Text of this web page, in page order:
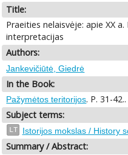
Title:
Praeities nelaisvėje: apie XX
interpretacijas
Authors:
Jankevičiūtė, Giedrė
In the Book:
Pažymėtos teritorijos. P. 31-
Subject terms:
LT Istorijos mokslas / History
Summary / Abstract: